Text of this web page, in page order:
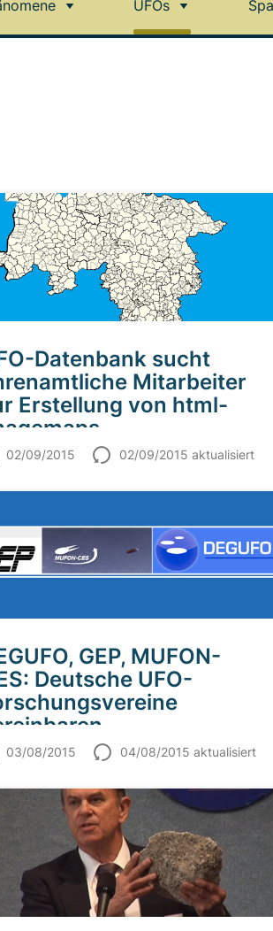
UFOs
Datenbank sucht
Mitarbeiter
Erstellung von html-
02/09/2015 02/09/2015 aktualisiert
GEP, MUFON-
Deutsche UFO-
03/08/2015 04/08/2015 aktualisiert